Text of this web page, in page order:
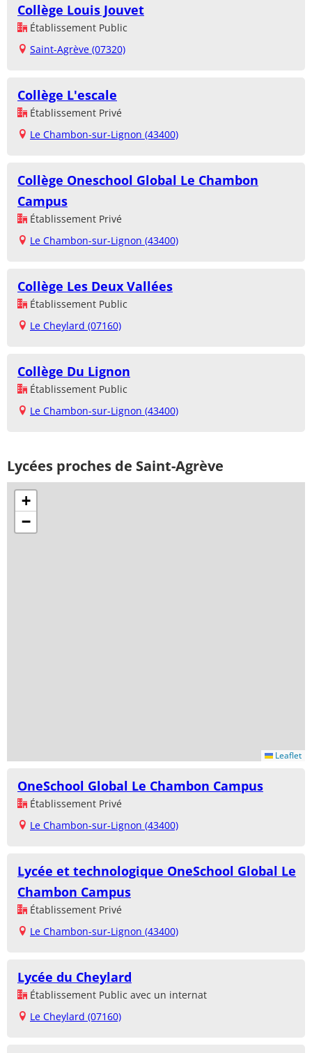
Collège Louis Jouvet
Établissement Public
Saint-Agrève (07320)
Collège L'escale
Établissement Privé
Le Chambon-sur-Lignon (43400)
Collège Oneschool Global Le Chambon
Campus
Établissement Privé
Le Chambon-sur-Lignon (43400)
Collège Les Deux Vallées
Établissement Public
Le Cheylard (07160)
Collège Du Lignon
Établissement Public
Le Chambon-sur-Lignon (43400)
Lycées proches de Saint-Agrève
+
−
Leaflet
OneSchool Global Le Chambon Campus
Établissement Privé
Le Chambon-sur-Lignon (43400)
Lycée et technologique OneSchool Global Le
Chambon Campus
Établissement Privé
Le Chambon-sur-Lignon (43400)
Lycée du Cheylard
Établissement Public avec un internat
Le Cheylard (07160)